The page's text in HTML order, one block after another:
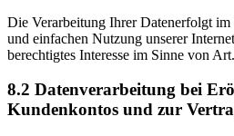
Die Verarbeitung Ihrer Datenerfolgt im
und einfachen Nutzung unserer
berechtigtes Interesse im Sinne von
8.2 Datenverarbeitung bei
Kundenkontos und zur